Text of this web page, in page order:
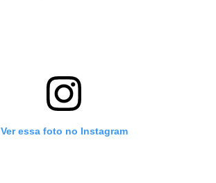
Ver essa foto no Instagram